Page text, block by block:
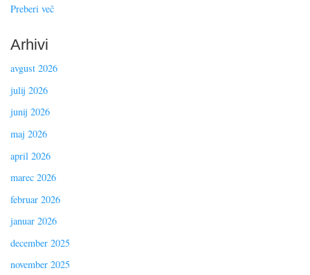
Preberi več
Arhivi
avgust 2026
julij 2026
junij 2026
maj 2026
april 2026
marec 2026
februar 2026
januar 2026
december 2025
november 2025